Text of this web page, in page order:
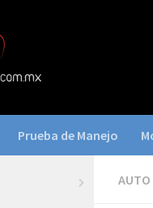
Prueba de Manejo
AUTO